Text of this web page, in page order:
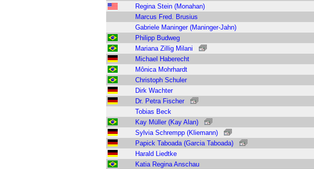
Regina Stein (Monahan)
Marcus Fred. Brusius
Gabriele Maninger (Maninger-Jahn)
Philipp Budweg
Mariana Zillig Milani
Michael Haberecht
Mônica Mohrhardt
Christoph Schuler
Dirk Wachter
Dr. Petra Fischer
Tobias Beck
Kay Müller (Kay Alan)
Sylvia Schrempp (Kliemann)
Papick Taboada (Garcia Taboada)
Harald Liedtke
Katia Regina Anschau